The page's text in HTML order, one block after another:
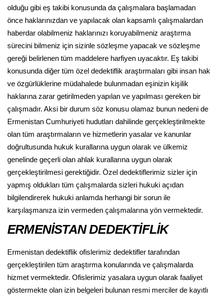
olduğu gibi eş takibi konusunda da çalışmalara başlamadan
önce haklarınızdan ve yapılacak olan kapsamlı çalışmalardan
haberdar olabilmeniz haklarınızı koruyabilmeniz araştırma
sürecini bilmeniz için sizinle sözleşme yapacak ve sözleşme
gereği belirlenen tüm maddelere harfiyen uyacaktır. Eş takibi
konusunda diğer tüm özel dedektiflik araştırmaları gibi insan hak
ve özgürlüklerine müdahalede bulunmadan eşinizin kişilik
haklarına zarar getirilmeden yapılan ve yapılması gereken bir
çalışmadır. Aksi bir durum söz konusu olamaz bunun nedeni de
Ermenistan Cumhuriyeti hudutları dahilinde gerçekleştirilmekte
olan tüm araştırmaların ve hizmetlerin yasalar ve kanunlar
doğrultusunda hukuk kurallarına uygun olarak ve ülkemiz
genelinde geçerli olan ahlak kurallarına uygun olarak
gerçekleştirilmesi gerektiğidir. Özel dedektiflerimiz sizler için
yapmış oldukları tüm çalışmalarda sizleri hukuki açıdan
bilgilendirerek hukuki anlamda herhangi bir sorun ile
karşılaşmanıza izin vermeden çalışmalarına yön vermektedir.
ERMENİSTAN DEDEKTİFLİK
Ermenistan dedektiflik ofislerimiz dedektifler tarafından
gerçekleştirilen tüm araştırma konularında ve çalışmalarda
hizmet vermektedir. Ofislerimiz yasalara uygun olarak faaliyet
göstermekte olan izin belgeleri bulunan resmi merciler de kayıtlı